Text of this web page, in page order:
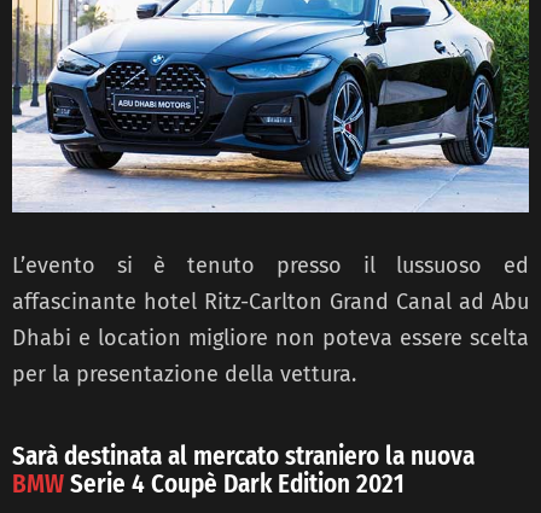
L’evento si è tenuto presso il lussuoso ed
affascinante hotel Ritz-Carlton Grand Canal ad Abu
Dhabi e location migliore non poteva essere scelta
per la presentazione della vettura.
Sarà destinata al mercato straniero la nuova
BMWSerie 4 Coupè Dark Edition 2021